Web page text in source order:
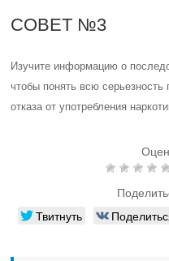
СОВЕТ №3
Изучите информацию о
чтобы понять всю
отказа от употребления
Твитнуть